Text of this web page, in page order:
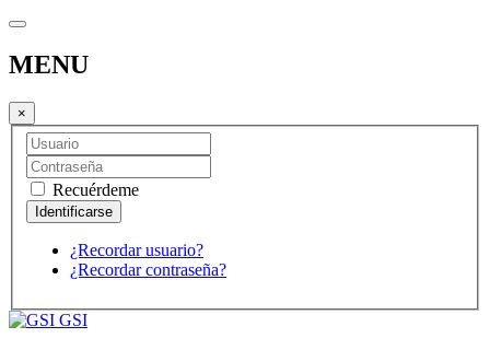
MENU
×
Recuérdeme
¿Recordar usuario?
¿Recordar contraseña?
GSI